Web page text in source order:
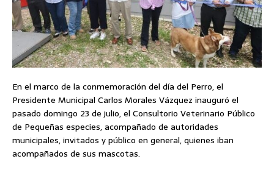
En el marco de la conmemoración del día del Perro, el
Presidente Municipal Carlos Morales Vázquez inauguró el
pasado domingo 23 de julio, el Consultorio Veterinario Público
de Pequeñas especies, acompañado de autoridades
municipales, invitados y público en general, quienes iban
acompañados de sus mascotas.